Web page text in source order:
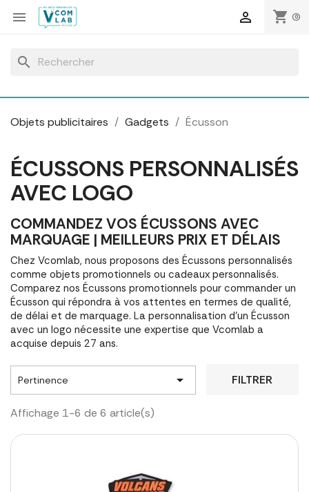
 shopping_cart (0)

search
Objets publicitaires Gadgets Écusson
ÉCUSSONS PERSONNALISÉS
AVEC LOGO
COMMANDEZ VOS ÉCUSSONS AVEC
MARQUAGE | MEILLEURS PRIX ET DÉLAIS
Chez Vcomlab, nous proposons des Écussons personnalisés
comme objets promotionnels ou cadeaux personnalisés.
Comparez nos Écussons promotionnels pour commander un
Écusson qui répondra à vos attentes en termes de qualité,
de délai et de marquage. La personnalisation d'un Écusson
avec un logo nécessite une expertise que Vcomlab a
acquise depuis 27 ans.
Pertinence  FILTRER
Affichage 1-6 de 6 article(s)
Panneau de gestion des cookies